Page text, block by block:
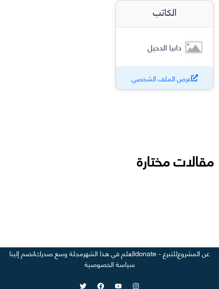
الكاتب
دانيا الدخيل
عرض الملف الشخصي
مقالات مختارة
عن المشروعللتبرع - donate العلم في هذا الشهرمجلة وسع صدركانضم إلينا
سياسة الخصوصية